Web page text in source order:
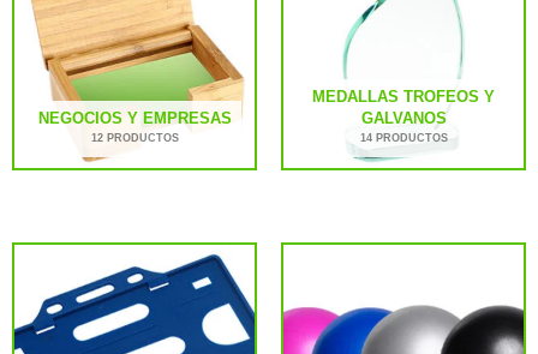
NEGOCIOS Y EMPRESAS
12 PRODUCTOS
MEDALLAS TROFEOS Y
GALVANOS
14 PRODUCTOS